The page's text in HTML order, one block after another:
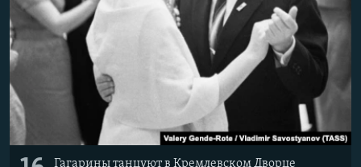
Гагарины танцуют в Кремлевском Дворце